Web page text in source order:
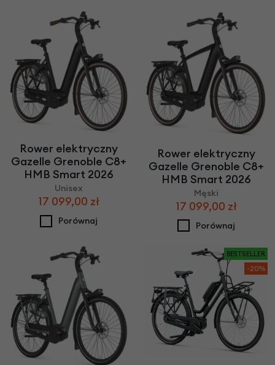
Rower elektryczny
Gazelle Grenoble C8+
HMB Smart 2026
Unisex
17 099,00 zł
Porównaj
Rower elektryczny
Gazelle Grenoble C8+
HMB Smart 2026
Męski
17 099,00 zł
Porównaj
BESTSELLER
-20%